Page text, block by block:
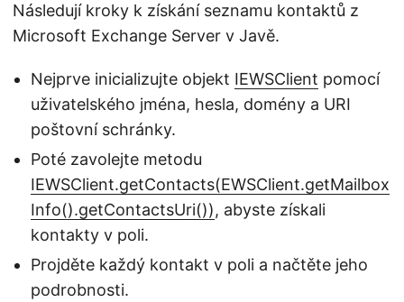
Následují kroky k získání seznamu kontaktů z
Microsoft Exchange Server v Javě.
Nejprve inicializujte objekt IEWSClient pomocí
uživatelského jména, hesla, domény a URI
poštovní schránky.
Poté zavolejte metodu
IEWSClient.getContacts(EWSClient.getMailbox
Info().getContactsUri()), abyste získali
kontakty v poli.
Projděte každý kontakt v poli a načtěte jeho
podrobnosti.